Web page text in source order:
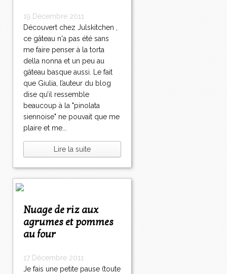
19 Décembre 2011
Découvert chez Julskitchen ,
ce gâteau n'a pas été sans
me faire penser à la torta
della nonna et un peu au
gâteau basque aussi. Le fait
que Giulia, l’auteur du blog
dise qu’il ressemble
beaucoup à la "pinolata
siennoise" ne pouvait que me
plaire et me...
Lire la suite
Nuage de riz aux
agrumes et pommes
au four
17 Décembre 2011
Je fais une petite pause (toute